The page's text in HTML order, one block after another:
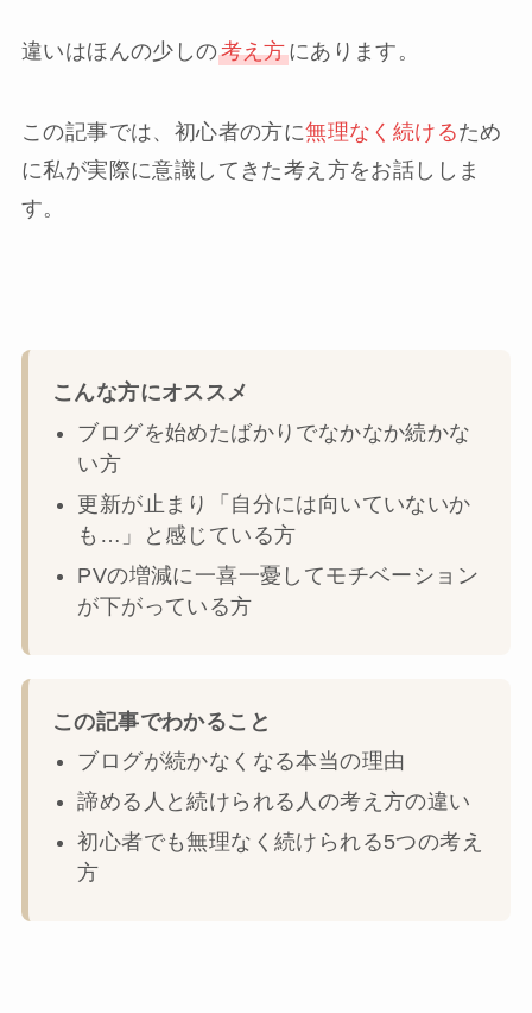
違いはほんの少しの考え方にあります。
この記事では、初心者の方に無理なく続けるため
に私が実際に意識してきた考え方をお話ししま
す。
こんな方にオススメ
ブログを始めたばかりでなかなか続かな
い方
更新が止まり「自分には向いていないか
も…」と感じている方
PVの増減に一喜一憂してモチベーション
が下がっている方
この記事でわかること
ブログが続かなくなる本当の理由
諦める人と続けられる人の考え方の違い
初心者でも無理なく続けられる5つの考え
方